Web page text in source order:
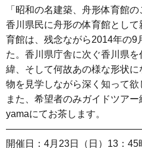
「昭和の名建築、舟形体育館の
香川県民に舟形の体育館とし
育館は、残念ながら2014年の9
た。香川県庁舎に次ぐ香川県
緯、そして何故あの様な形状
物を見学しながら深く知って欲
また、希望者のみガイドツア
yamaにてお茶します。
開催日：4月23日（日）13：45